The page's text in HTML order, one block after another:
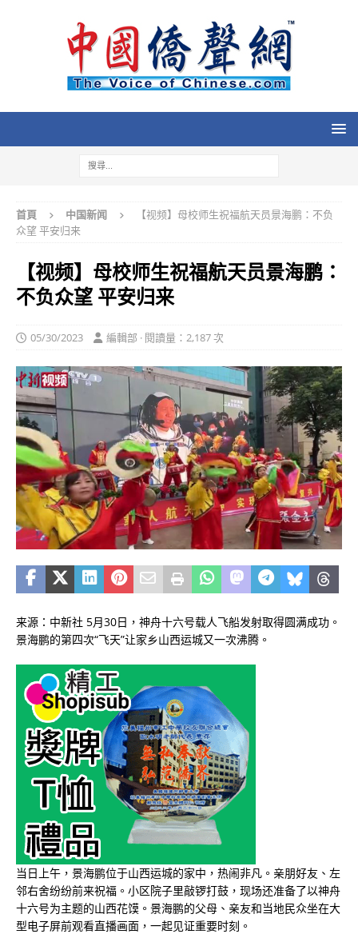
首頁 中国新闻
【视频】母校师生祝福航天员景海鹏：不负
众望 平安归来
【视频】母校师生祝福航天员景海鹏：
不负众望 平安归来
05/30/2023 編輯部 · 閱讀量：2,187 次
来源：中新社 5月30日，神舟十六号载人飞船发射取得圆满成功。
景海鹏的第四次“飞天”让家乡山西运城又一次沸腾。
当日上午，景海鹏位于山西运城的家中，热闹非凡。亲朋好友、左
邻右舍纷纷前来祝福。小区院子里敲锣打鼓，现场还准备了以神舟
十六号为主题的山西花馍。景海鹏的父母、亲友和当地民众坐在大
型电子屏前观看直播画面，一起见证重要时刻。